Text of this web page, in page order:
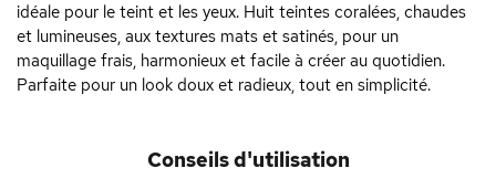
idéale pour le teint et les yeux. Huit teintes coralées, chaudes
et lumineuses, aux textures mats et satinés, pour un
maquillage frais, harmonieux et facile à créer au quotidien.
Parfaite pour un look doux et radieux, tout en simplicité.
Conseils d'utilisation